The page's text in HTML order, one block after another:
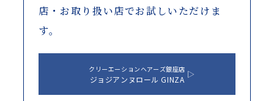
店・お取り扱い店でお試しいただけま
す。
クリーエーションヘアーズ銀座店
ジョジアンヌロール GINZA